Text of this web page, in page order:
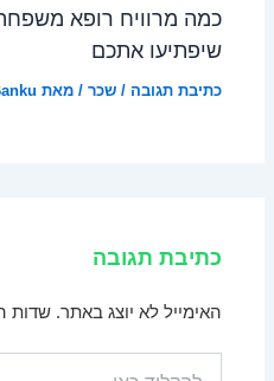
כמה מרוויח רופא
שיפתיעו אתכם
כתיבת תגובה /שכר / מאת
כתיבת תגובה
האימייל לא יוצג באתר. שדות